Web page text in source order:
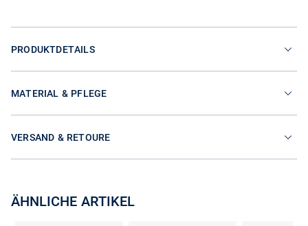
PRODUKTDETAILS
MATERIAL & PFLEGE
VERSAND & RETOURE
ÄHNLICHE ARTIKEL